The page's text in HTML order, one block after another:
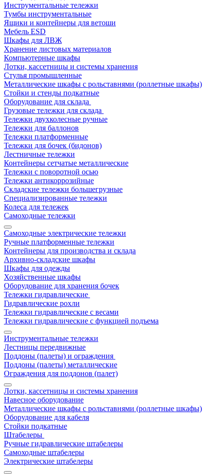
Инструментальные тележки
Тумбы инструментальные
Ящики и контейнеры для ветоши
Мебель ESD
Шкафы для ЛВЖ
Хранение листовых материалов
Компьютерные шкафы
Лотки, кассетницы и системы хранения
Стулья промышленные
Металлические шкафы с рольставнями (роллетные шкафы)
Стойки и стенды подкатные
Оборудование для склада
Грузовые тележки для склада
Тележки двухколесные ручные
Тележки для баллонов
Тележки платформенные
Тележки для бочек (бидонов)
Лестничные тележки
Контейнеры сетчатые металлические
Тележки с поворотной осью
Тележки антикоррозийные
Складские тележки большегрузные
Специализированные тележки
Колеса для тележек
Самоходные тележки
Самоходные электрические тележки
Ручные платформенные тележки
Контейнеры для производства и склада
Архивно-складские шкафы
Шкафы для одежды
Хозяйственные шкафы
Оборудование для хранения бочек
Тележки гидравлические
Гидравлические рохли
Тележки гидравлические с весами
Тележки гидравлические с функцией подъема
Инструментальные тележки
Лестницы передвижные
Поддоны (палеты) и ограждения
Поддоны (палеты) металлические
Ограждения для поддонов (палет)
Лотки, кассетницы и системы хранения
Навесное оборудование
Металлические шкафы с рольставнями (роллетные шкафы)
Оборудование для кабеля
Стойки подкатные
Штабелеры
Ручные гидравлические штабелеры
Самоходные штабелеры
Электрические штабелеры